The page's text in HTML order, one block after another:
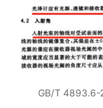
GB/T 4893.6-